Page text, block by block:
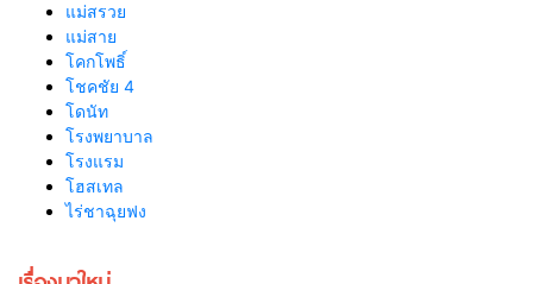
แม่สรวย
แม่สาย
โคกโพธิ์
โชคชัย 4
โดนัท
โรงพยาบาล
โรงแรม
โฮสเทล
ไร่ชาฉุยฟง